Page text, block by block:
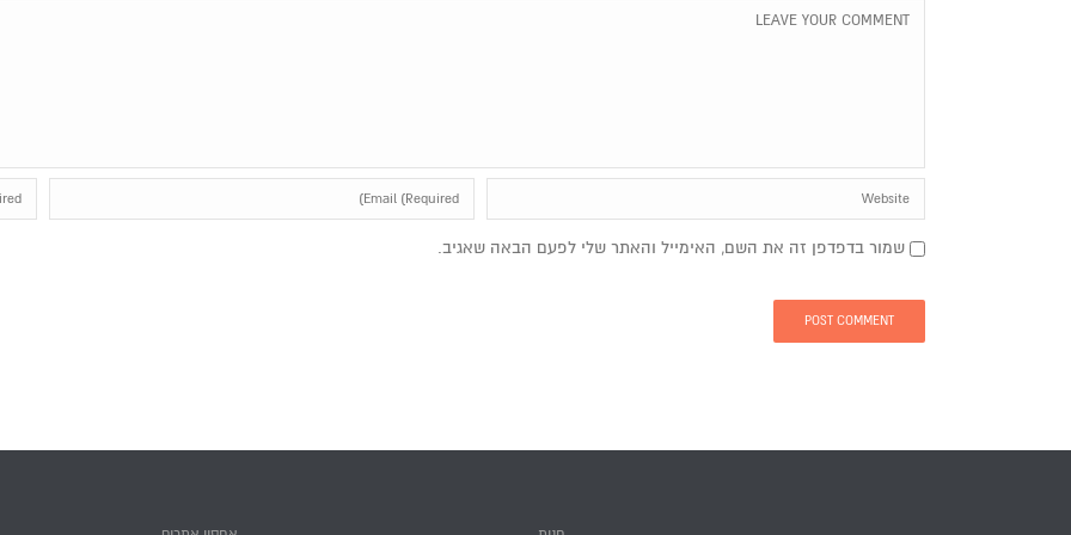
שמור בדפדפן זה את השם, האימייל והאתר שלי לפעם הבאה שאגיב.